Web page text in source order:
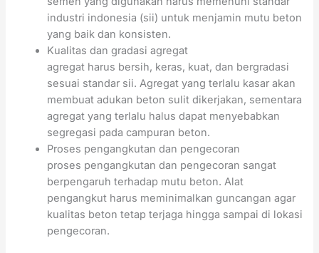
industri indonesia (sii) untuk menjamin mutu beton
yang baik dan konsisten.
Kualitas dan gradasi agregat
agregat harus bersih, keras, kuat, dan bergradasi
sesuai standar sii. Agregat yang terlalu kasar akan
membuat adukan beton sulit dikerjakan, sementara
agregat yang terlalu halus dapat menyebabkan
segregasi pada campuran beton.
Proses pengangkutan dan pengecoran
proses pengangkutan dan pengecoran sangat
berpengaruh terhadap mutu beton. Alat
pengangkut harus meminimalkan guncangan agar
kualitas beton tetap terjaga hingga sampai di lokasi
pengecoran.